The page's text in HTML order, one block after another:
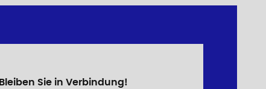
Bleiben Sie in Verbindung!